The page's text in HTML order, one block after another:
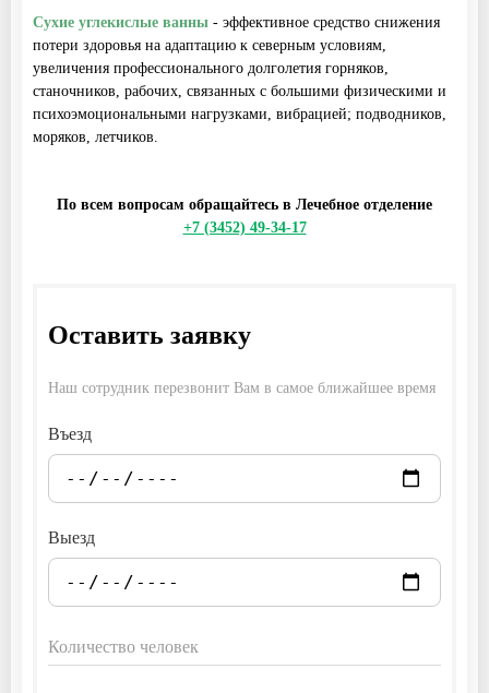
Сухие углекислые ванны - эффективное средство снижения
потери здоровья на адаптацию к северным условиям,
увеличения профессионального долголетия горняков,
станочников, рабочих, связанных с большими физическими и
психоэмоциональными нагрузками, вибрацией; подводников,
моряков, летчиков.
По всем вопросам обращайтесь в Лечебное отделение
+7 (3452) 49-34-17
Оставить заявку
Наш сотрудник перезвонит Вам в самое ближайшее время
Въезд
Выезд